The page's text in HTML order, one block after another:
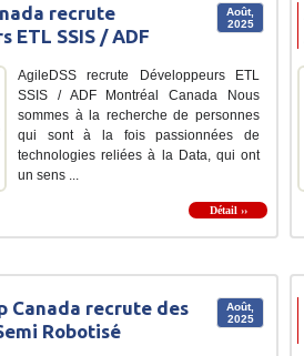
Août,
2025
recrute
ETL SSIS / ADF
AgileDSS recrute Développeurs ETL
SSIS / ADF Montréal Canada Nous
sommes à la recherche de personnes
qui sont à la fois passionnées de
technologies reliées à la Data, qui ont
un sens ...
Détail ››
Août,
2025
Canada recrute des
Robotisé